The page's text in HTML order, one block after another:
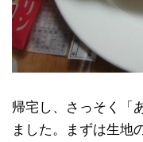
帰宅し、さっそく「
ました。まずは生地